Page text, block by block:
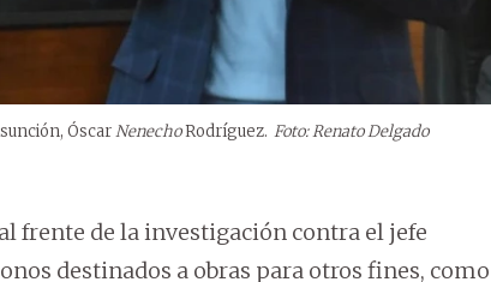
ÓscarNenechoRodríguez. Foto: Renato Delgado
frente de la investigación contra el jefe
destinados a obras para otros fines, como